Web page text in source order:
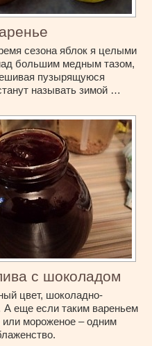
сезона яблок я целыми
большим медным тазом,
пузырящуюся
называть зимой …
с шоколадом
цвет, шоколадно-
еще если таким вареньем
или мороженое – одним